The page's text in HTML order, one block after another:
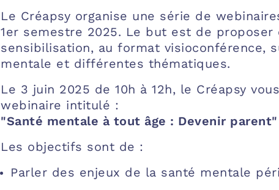
Le Créapsy organise une série de
1er semestre 2025. Le but est de proposer
sensibilisation, au format visioconférence,
mentale et différentes thématiques.
Le 3 juin 2025 de 10h à 12h, le Créapsy
webinaire intitulé :
"Santé mentale à tout âge : Devenir parent"
Les objectifs sont de :
Parler des enjeux de la santé mentale